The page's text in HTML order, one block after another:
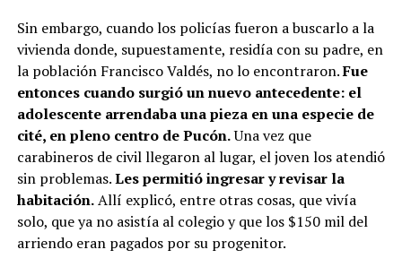
Sin embargo, cuando los policías fueron a buscarlo a la
vivienda donde, supuestamente, residía con su padre, en
la población Francisco Valdés, no lo encontraron.Fue
entonces cuando surgió un nuevo antecedente: el
adolescente arrendaba una pieza en una especie de
cité, en pleno centro de Pucón.Una vez que
carabineros de civil llegaron al lugar, el joven los atendió
sin problemas.Les permitió ingresar y revisar la
habitación.Allí explicó, entre otras cosas, que vivía
solo, que ya no asistía al colegio y que los $150 mil del
arriendo eran pagados por su progenitor.